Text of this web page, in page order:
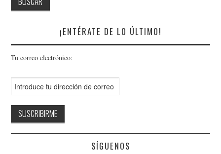
¡ENTÉRATE DE LO ÚLTIMO!
Tu correo electrónico:
SÍGUENOS